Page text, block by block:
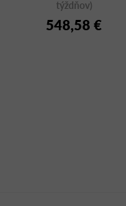
týždňov)
548,58 €